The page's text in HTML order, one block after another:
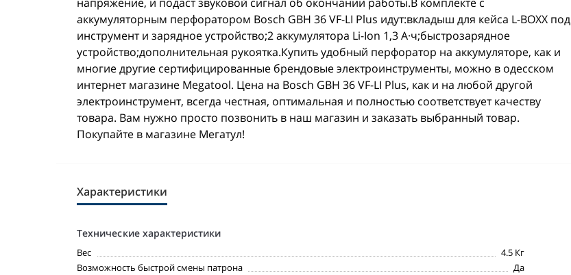
аккумуляторным перфоратором Bosch GBH 36 VF-LI Plus идут:вкладыш для кейса L-BOXX под
инструмент и зарядное устройство;2 аккумулятора Li-Ion 1,3 А·ч;быстрозарядное
устройство;дополнительная рукоятка.Купить удобный перфоратор на аккумуляторе, как и
многие другие сертифицированные брендовые электроинструменты, можно в одесском
интернет магазине Megatool. Цена на Bosch GBH 36 VF-LI Plus, как и на любой другой
электроинструмент, всегда честная, оптимальная и полностью соответствует качеству
товара. Вам нужно просто позвонить в наш магазин и заказать выбранный товар.
Покупайте в магазине Мегатул!
Характеристики
Технические характеристики
Вес
4.5 Кг
Возможность быстрой смены патрона
Да